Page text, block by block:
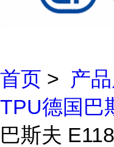
首页 > 产
TPU德国巴
巴斯夫